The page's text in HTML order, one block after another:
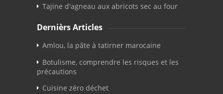
Tajine d'agneau aux abricots sec au four
Dernièrs Articles
Amlou, la pâte à tatirner marocaine
Botulisme, comprendre les risques et les
précautions
Cuisine zéro déchet